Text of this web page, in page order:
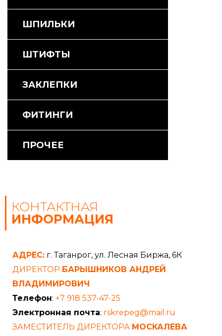
ШПИЛЬКИ
ШТИФТЫ
ЗАКЛЕПКИ
ФИТИНГИ
ПРОЧЕЕ
КОНТАКТНАЯ
ИНФОРМАЦИЯ
АДРЕС: г. Таганрог, ул. Лесная Биржа, 6К
ДИРЕКТОР БАРЫШНИКОВ АНДРЕЙ
ВЛАДИМИРОВИЧ
Телефон: +7 918 537-47-25
Электронная почта: rskrepeg@mail.ru
ЗАМЕСТИТЕЛЬ ДИРЕКТОРА МОСКАЛЕВА